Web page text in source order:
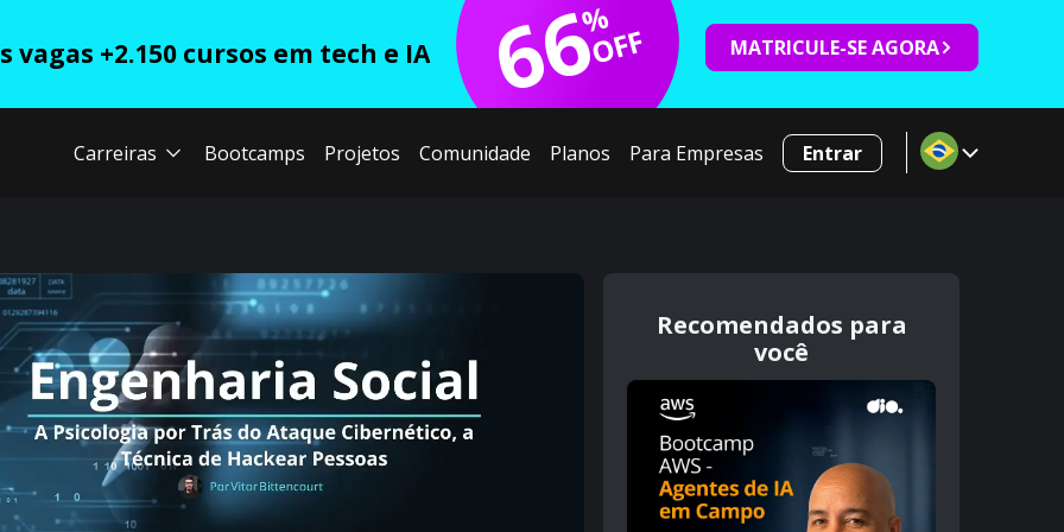
vagas +2.150 cursos em tech e IA 66
%
OFF MATRICULE-SE AGORA
Carreiras Bootcamps Projetos Comunidade Planos Para Empresas Entrar
Recomendados para
você